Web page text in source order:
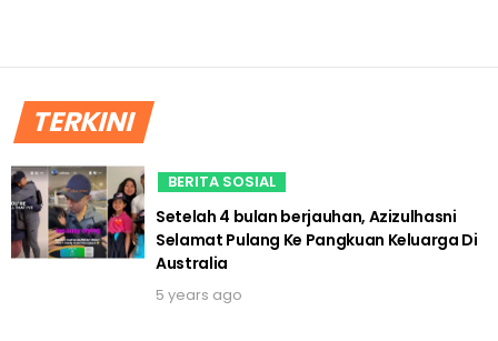
TERKINI
BERITA SOSIAL
Setelah 4 bulan berjauhan, Azizulhasni
Selamat Pulang Ke Pangkuan Keluarga Di
Australia
5 years ago